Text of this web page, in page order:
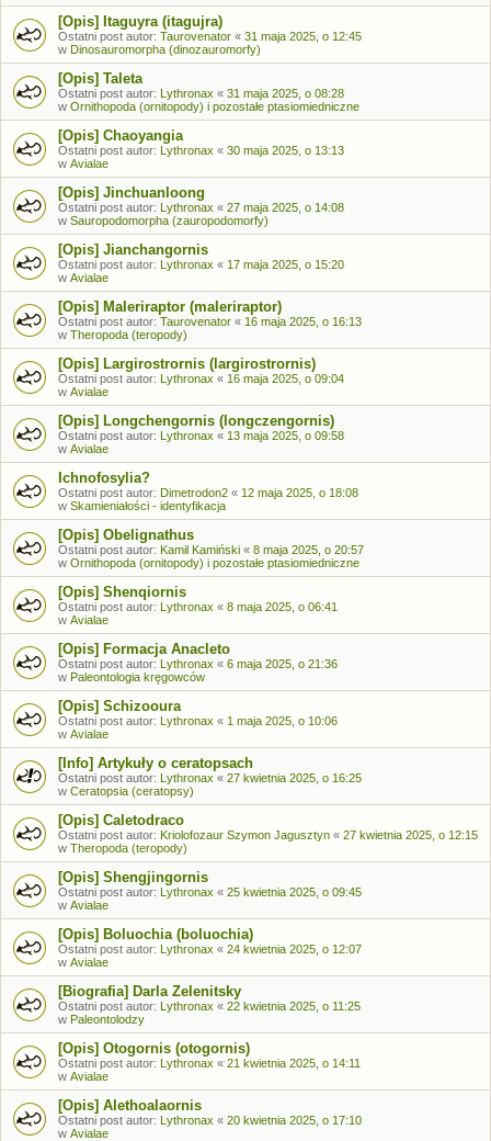
[Opis] Itaguyra (itagujra)
Ostatni post autor: Taurovenator « 31 maja 2025, o 12:45
w Dinosauromorpha (dinozauromorfy)
[Opis] Taleta
Ostatni post autor: Lythronax « 31 maja 2025, o 08:28
w Ornithopoda (ornitopody) i pozostałe ptasiomiedniczne
[Opis] Chaoyangia
Ostatni post autor: Lythronax « 30 maja 2025, o 13:13
w Avialae
[Opis] Jinchuanloong
Ostatni post autor: Lythronax « 27 maja 2025, o 14:08
w Sauropodomorpha (zauropodomorfy)
[Opis] Jianchangornis
Ostatni post autor: Lythronax « 17 maja 2025, o 15:20
w Avialae
[Opis] Maleriraptor (maleriraptor)
Ostatni post autor: Taurovenator « 16 maja 2025, o 16:13
w Theropoda (teropody)
[Opis] Largirostrornis (largirostrornis)
Ostatni post autor: Lythronax « 16 maja 2025, o 09:04
w Avialae
[Opis] Longchengornis (longczengornis)
Ostatni post autor: Lythronax « 13 maja 2025, o 09:58
w Avialae
Ichnofosylia?
Ostatni post autor: Dimetrodon2 « 12 maja 2025, o 18:08
w Skamieniałości - identyfikacja
[Opis] Obelignathus
Ostatni post autor: Kamil Kamiński « 8 maja 2025, o 20:57
w Ornithopoda (ornitopody) i pozostałe ptasiomiedniczne
[Opis] Shenqiornis
Ostatni post autor: Lythronax « 8 maja 2025, o 06:41
w Avialae
[Opis] Formacja Anacleto
Ostatni post autor: Lythronax « 6 maja 2025, o 21:36
w Paleontologia kręgowców
[Opis] Schizooura
Ostatni post autor: Lythronax « 1 maja 2025, o 10:06
w Avialae
[Info] Artykuły o ceratopsach
Ostatni post autor: Lythronax « 27 kwietnia 2025, o 16:25
w Ceratopsia (ceratopsy)
[Opis] Caletodraco
Ostatni post autor: Kriolofozaur Szymon Jagusztyn « 27 kwietnia 2025, o 12:15
w Theropoda (teropody)
[Opis] Shengjingornis
Ostatni post autor: Lythronax « 25 kwietnia 2025, o 09:45
w Avialae
[Opis] Boluochia (boluochia)
Ostatni post autor: Lythronax « 24 kwietnia 2025, o 12:07
w Avialae
[Biografia] Darla Zelenitsky
Ostatni post autor: Lythronax « 22 kwietnia 2025, o 11:25
w Paleontolodzy
[Opis] Otogornis (otogornis)
Ostatni post autor: Lythronax « 21 kwietnia 2025, o 14:11
w Avialae
[Opis] Alethoalaornis
Ostatni post autor: Lythronax « 20 kwietnia 2025, o 17:10
w Avialae